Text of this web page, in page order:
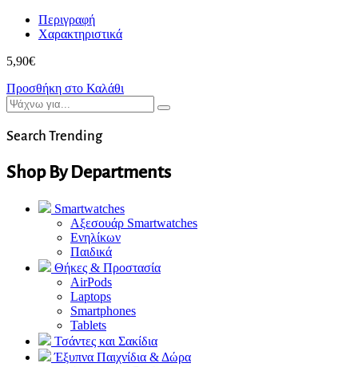
Περιγραφή
Χαρακτηριστικά
5,90€
Προσθήκη στο Καλάθι
Search Trending
Shop By Departments
Smartwatches
Αξεσουάρ Smartwatches
Ενηλίκων
Παιδικά
Θήκες & Προστασία
AirPods
Laptops
Smartphones
Tablets
Τσάντες και Σακίδια
Έξυπνα Παιχνίδια & Δώρα